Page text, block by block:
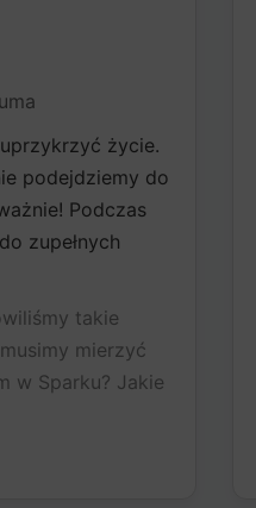
życie.
podejdziemy do
Podczas
zupełnych
takie
mierzyć
w Sparku? Jakie